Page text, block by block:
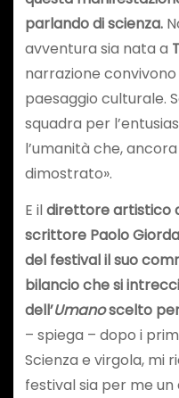
parlando di scienza.
avventura sia nata a
narrazione
paesaggio culturale.
squadra per
l’umanità che,
dimostrato».
E ildirettore artistico
scrittore Paolo
del festival il suo
bilancio che si
dell’Umanoscelto
– spiega – dopo i
Scienza e virgola, mi
festival sia per me